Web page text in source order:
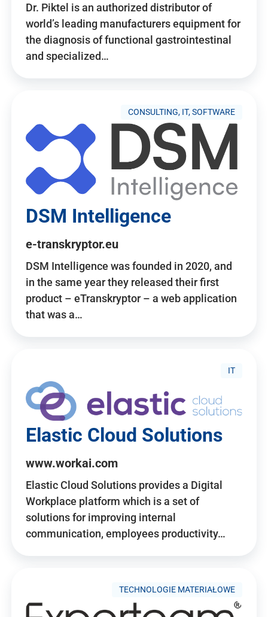
Dr. Piktel is an authorized distributor of
world’s leading manufacturers equipment for
the diagnosis of functional gastrointestinal
and specialized…
CONSULTING, IT, SOFTWARE
DSM Intelligence
e-transkryptor.eu
DSM Intelligence was founded in 2020, and
in the same year they released their first
product – eTranskryptor – a web application
that was a…
IT
Elastic Cloud Solutions
www.workai.com
Elastic Cloud Solutions provides a Digital
Workplace platform which is a set of
solutions for improving internal
communication, employees productivity…
TECHNOLOGIE MATERIAŁOWE